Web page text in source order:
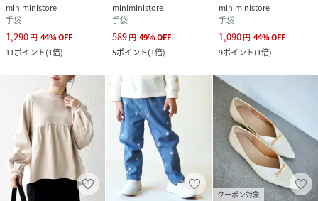
miniministore
手袋
1,290円 44%OFF
11ポイント(1倍)
miniministore
手袋
589円 49%OFF
5ポイント(1倍)
miniministore
手袋
1,090円 44%OFF
9ポイント(1倍)
クーポン対象